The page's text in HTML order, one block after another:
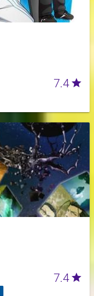
7.4 star
7.4 star